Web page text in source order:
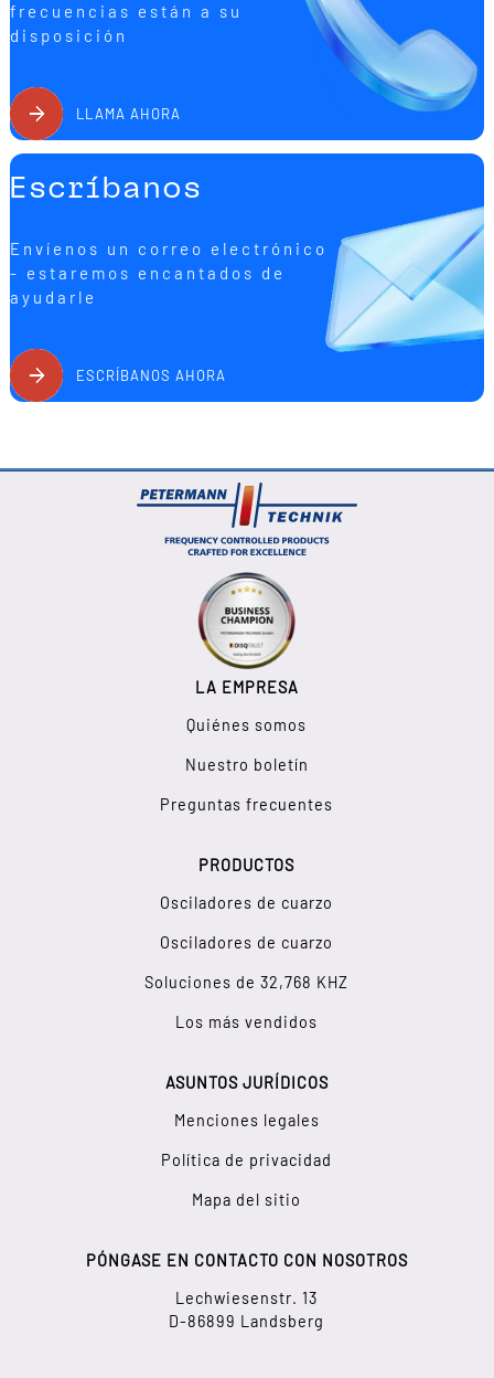
frecuencias están a su
disposición
LLAMA AHORA
Escríbanos
Envíenos un correo electrónico
- estaremos encantados de
ayudarle
ESCRÍBANOS AHORA
LA EMPRESA
Quiénes somos
Nuestro boletín
Preguntas frecuentes
PRODUCTOS
Osciladores de cuarzo
Osciladores de cuarzo
Soluciones de 32,768 KHZ
Los más vendidos
ASUNTOS JURÍDICOS
Menciones legales
Política de privacidad
Mapa del sitio
PÓNGASE EN CONTACTO CON NOSOTROS
Lechwiesenstr. 13
D-86899 Landsberg